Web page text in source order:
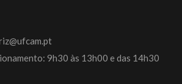
9h30 às 13h00 e das 14h30